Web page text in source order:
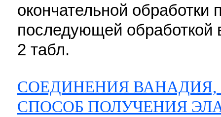
окончательной
последующей
2 табл.
СОЕДИНЕНИЯ
СПОСОБ ПОЛУЧЕНИЯ